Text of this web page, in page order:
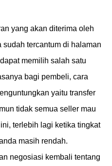
yang akan diterima oleh
tercantum di halaman
memilih salah satu
bagi pembeli, cara
yaitu transfer
tidak semua seller mau
terlebih lagi ketika tingkat
masih rendah.
negosiasi kembali tentang